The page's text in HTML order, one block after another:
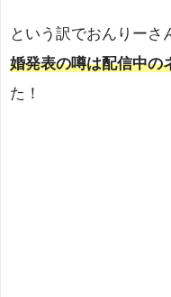
という訳でおんりーさ
婚発表の噂は配信中の
た！